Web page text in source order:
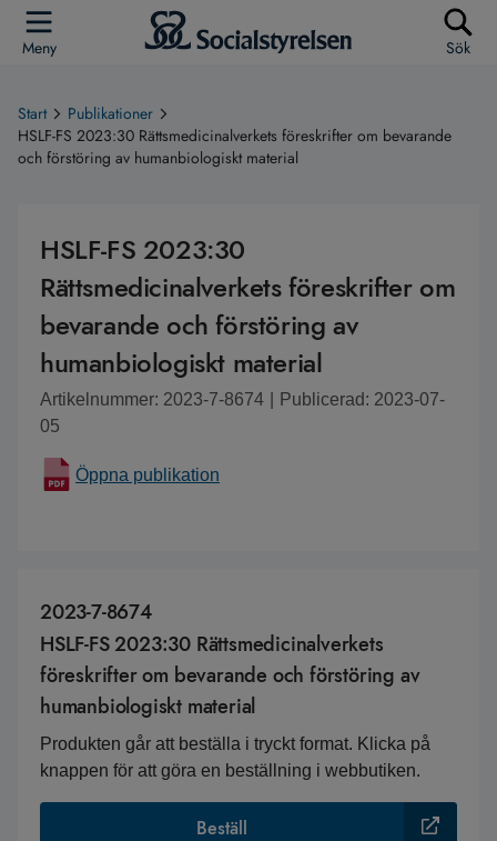
Meny Sök
Start
Publikationer
HSLF-FS 2023:30 Rättsmedicinalverkets föreskrifter om bevarande
och förstöring av humanbiologiskt material
HSLF-FS 2023:30
Rättsmedicinalverkets föreskrifter om
bevarande och förstöring av
humanbiologiskt material
Artikelnummer: 2023-7-8674
Publicerad: 2023-07-
05
Öppna publikation
2023-7-8674
HSLF-FS 2023:30 Rättsmedicinalverkets
föreskrifter om bevarande och förstöring av
humanbiologiskt material
Produkten går att beställa i tryckt format. Klicka på
knappen för att göra en beställning i webbutiken.
Beställ